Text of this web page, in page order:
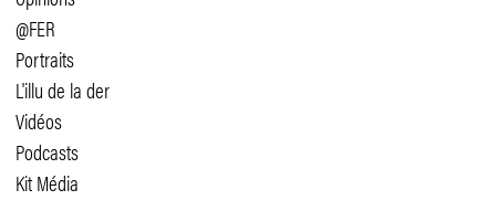
@FER
Portraits
L'illu de la der
Vidéos
Podcasts
Kit Média